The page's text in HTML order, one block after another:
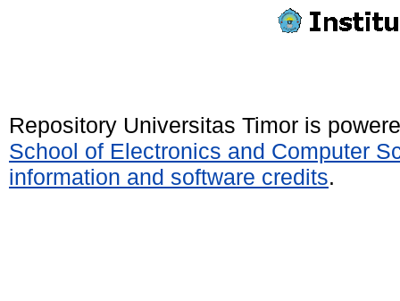
Repository Universitas Timor is
School of Electronics and Computer
information and software credits.